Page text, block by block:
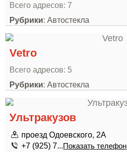
Всего адресов: 7
Рубрики: Автостекла
Vetro
Всего адресов: 5
Рубрики: Автостекла
Ультракузов
проезд Одоевского, 2А
+7 (925) 7...Показать телефон